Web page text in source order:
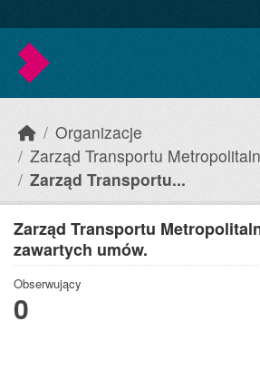
Organizacje
Zarząd Transportu
Zarząd Transportu...
Zarząd Transportu
zawartych umów.
Obserwujący
0